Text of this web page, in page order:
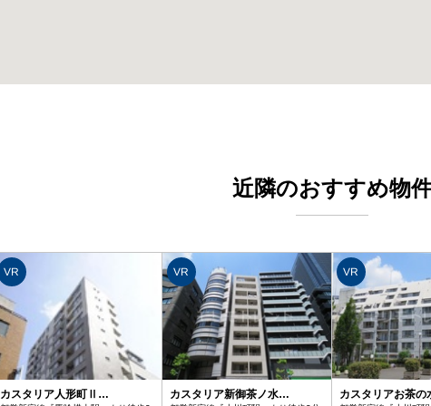
近隣のおすすめ物
VR
カスタリア人形町Ⅱ…
VR
カスタリア新御茶ノ水…
VR
カスタリアお茶